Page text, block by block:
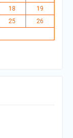
18
19
25
26